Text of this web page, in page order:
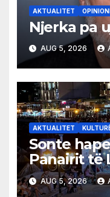
AKTUALITET
Njerka pa
AUG 5, 2026
AKTUALITET
Sonte
Panairit të
AUG 5, 2026